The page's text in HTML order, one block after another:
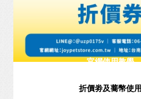
官網使用教學
折價劵及蕎幣使用